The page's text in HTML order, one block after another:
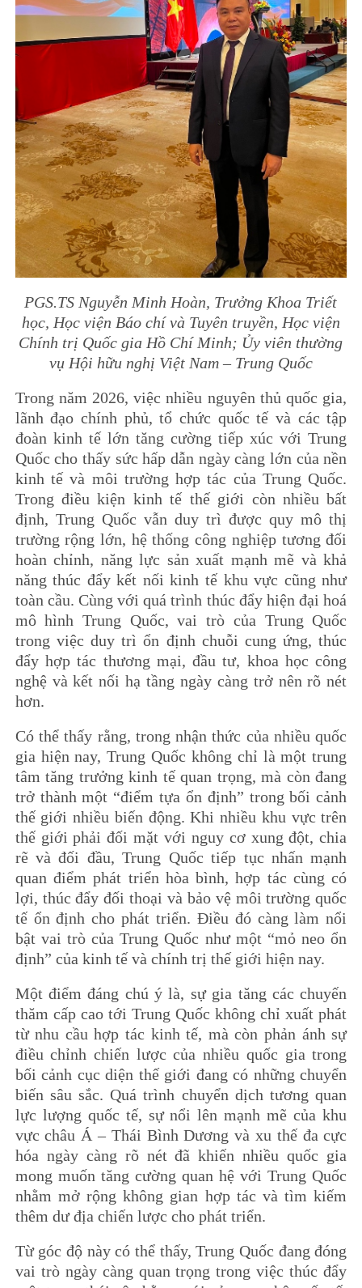
PGS.TS Nguyễn Minh Hoàn, Trưởng Khoa Triết
học, Học viện Báo chí và Tuyên truyền, Học viện
Chính trị Quốc gia Hồ Chí Minh; Ủy viên thường
vụ Hội hữu nghị Việt Nam – Trung Quốc
Trong năm 2026, việc nhiều nguyên thủ quốc gia,
lãnh đạo chính phủ, tổ chức quốc tế và các tập
đoàn kinh tế lớn tăng cường tiếp xúc với Trung
Quốc cho thấy sức hấp dẫn ngày càng lớn của nền
kinh tế và môi trường hợp tác của Trung Quốc.
Trong điều kiện kinh tế thế giới còn nhiều bất
định, Trung Quốc vẫn duy trì được quy mô thị
trường rộng lớn, hệ thống công nghiệp tương đối
hoàn chỉnh, năng lực sản xuất mạnh mẽ và khả
năng thúc đẩy kết nối kinh tế khu vực cũng như
toàn cầu. Cùng với quá trình thúc đẩy hiện đại hoá
mô hình Trung Quốc, vai trò của Trung Quốc
trong việc duy trì ổn định chuỗi cung ứng, thúc
đẩy hợp tác thương mại, đầu tư, khoa học công
nghệ và kết nối hạ tầng ngày càng trở nên rõ nét
hơn.
Có thể thấy rằng, trong nhận thức của nhiều quốc
gia hiện nay, Trung Quốc không chỉ là một trung
tâm tăng trưởng kinh tế quan trọng, mà còn đang
trở thành một “điểm tựa ổn định” trong bối cảnh
thế giới nhiều biến động. Khi nhiều khu vực trên
thế giới phải đối mặt với nguy cơ xung đột, chia
rẽ và đối đầu, Trung Quốc tiếp tục nhấn mạnh
quan điểm phát triển hòa bình, hợp tác cùng có
lợi, thúc đẩy đối thoại và bảo vệ môi trường quốc
tế ổn định cho phát triển. Điều đó càng làm nổi
bật vai trò của Trung Quốc như một “mỏ neo ổn
định” của kinh tế và chính trị thế giới hiện nay.
Một điểm đáng chú ý là, sự gia tăng các chuyến
thăm cấp cao tới Trung Quốc không chỉ xuất phát
từ nhu cầu hợp tác kinh tế, mà còn phản ánh sự
điều chỉnh chiến lược của nhiều quốc gia trong
bối cảnh cục diện thế giới đang có những chuyển
biến sâu sắc. Quá trình chuyển dịch tương quan
lực lượng quốc tế, sự nổi lên mạnh mẽ của khu
vực châu Á – Thái Bình Dương và xu thế đa cực
hóa ngày càng rõ nét đã khiến nhiều quốc gia
mong muốn tăng cường quan hệ với Trung Quốc
nhằm mở rộng không gian hợp tác và tìm kiếm
thêm dư địa chiến lược cho phát triển.
Từ góc độ này có thể thấy, Trung Quốc đang đóng
vai trò ngày càng quan trọng trong việc thúc đẩy